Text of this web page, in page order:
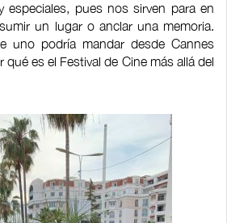
especiales, pues nos sirven para en
un lugar o anclar una memoria.
uno podría mandar desde Cannes
qué es el Festival de Cine más allá del